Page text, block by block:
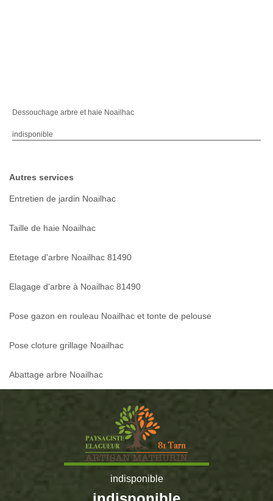
Dessouchage arbre et haie Noailhac
indisponible
Autres services
Entretien de jardin Noailhac
Taille de haie Noailhac
Etetage d'arbre Noailhac 81490
Elagage d'arbre à Noailhac 81490
Pose gazon en rouleau Noailhac et tonte de pelouse
Pose cloture grillage Noailhac
Abattage arbre Noailhac
indisponible